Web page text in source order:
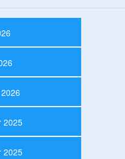
2025
2025